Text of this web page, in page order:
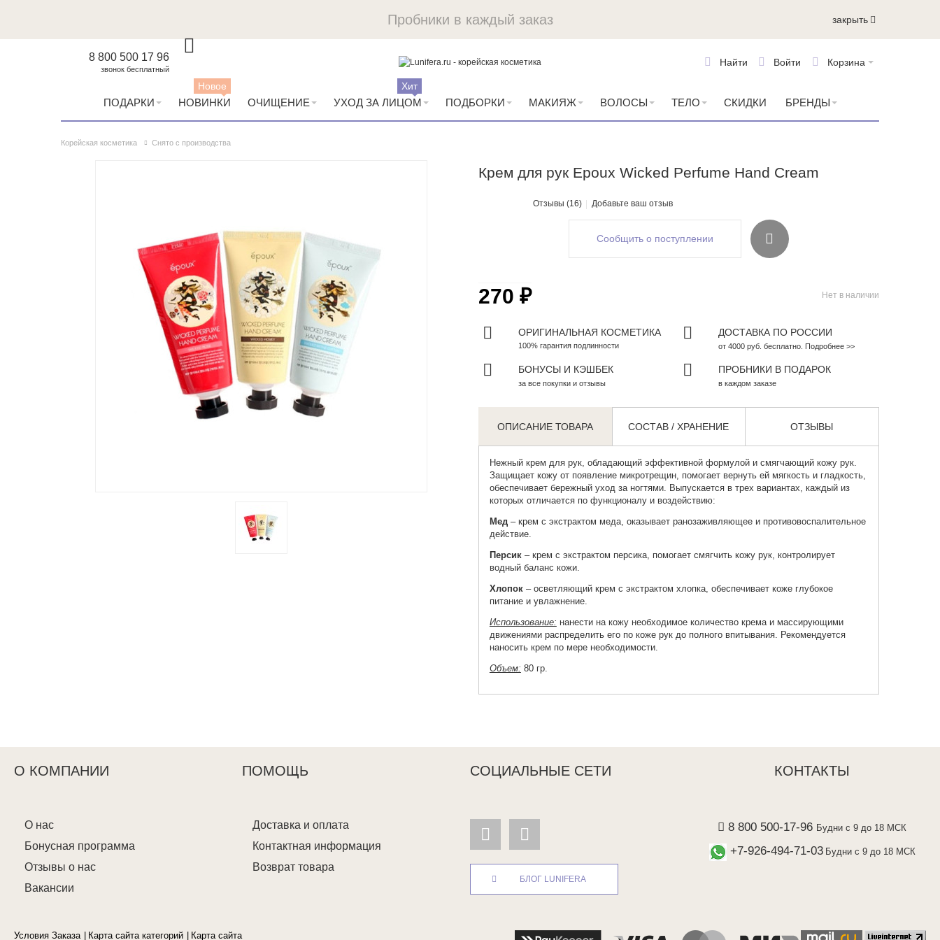
Пробники в каждый заказ закрыть
8 800 500 17 96
звонок бесплатный
Корзина
Войти
Найти
ПОДАРКИ НОВИНКИ
Новое
ОЧИЩЕНИЕ УХОД ЗА ЛИЦОМ
Хит
ПОДБОРКИ МАКИЯЖ ВОЛОСЫ ТЕЛО СКИДКИ БРЕНДЫ
Корейская косметика Снято с производства
Крем для рук Epoux Wicked Perfume Hand Cream
Отзывы (16) Добавьте ваш отзыв
Сообщить о поступлении
Нет в наличии
270 ₽
ОРИГИНАЛЬНАЯ КОСМЕТИКА
100% гарантия подлинности
ДОСТАВКА ПО РОССИИ
от 4000 руб. бесплатно. Подробнее >>
БОНУСЫ И КЭШБЕК
за все покупки и отзывы
ПРОБНИКИ В ПОДАРОК
в каждом заказе
ОПИСАНИЕ ТОВАРА СОСТАВ / ХРАНЕНИЕ ОТЗЫВЫ
Нежный крем для рук, обладающий эффективной формулой и смягчающий кожу рук.
Защищает кожу от появление микротрещин, помогает вернуть ей мягкость и гладкость,
обеспечивает бережный уход за ногтями. Выпускается в трех вариантах, каждый из
которых отличается по функционалу и воздействию:
Мед– крем с экстрактом меда, оказывает ранозаживляющее и противовоспалительное
действие.
Персик– крем с экстрактом персика, помогает смягчить кожу рук, контролирует
водный баланс кожи.
Хлопок– осветляющий крем с экстрактом хлопка, обеспечивает коже глубокое
питание и увлажнение.
Использование: нанести на кожу необходимое количество крема и массирующими
движениями распределить его по коже рук до полного впитывания. Рекомендуется
наносить крем по мере необходимости.
Объем: 80 гр.
О КОМПАНИИ ПОМОЩЬ СОЦИАЛЬНЫЕ СЕТИ КОНТАКТЫ
О нас
Бонусная программа
Отзывы о нас
Вакансии
Доставка и оплата
Контактная информация
Возврат товара
БЛОГ LUNIFERA
8 800 500-17-96 Будни с 9 до 18 МСК
+7-926-494-71-03 Будни с 9 до 18 МСК
Условия Заказа Карта сайта категорий Карта сайта